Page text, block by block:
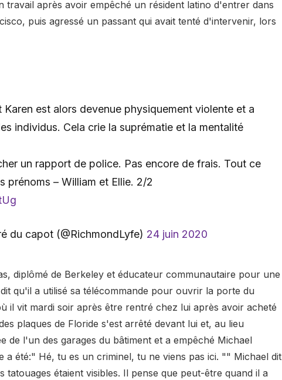
travail après avoir empêché un résident latino d'entrer dans
puis agressé un passant qui avait tenté d'intervenir, lors
est alors devenue physiquement violente et a
individus. Cela crie la suprématie et la mentalité
un rapport de police. Pas encore de frais. Tout ce
prénoms – William et Ellie. 2/2
du capot (@RichmondLyfe) 24 juin 2020
diplômé de Berkeley et éducateur communautaire pour une
qu'il a utilisé sa télécommande pour ouvrir la porte du
il vit mardi soir après être rentré chez lui après avoir acheté
plaques de Floride s'est arrêté devant lui et, au lieu
de l'un des garages du bâtiment et a empêché Michael
a été:" Hé, tu es un criminel, tu ne viens pas ici. "" Michael dit
tatouages ​​étaient visibles. Il pense que peut-être quand il a